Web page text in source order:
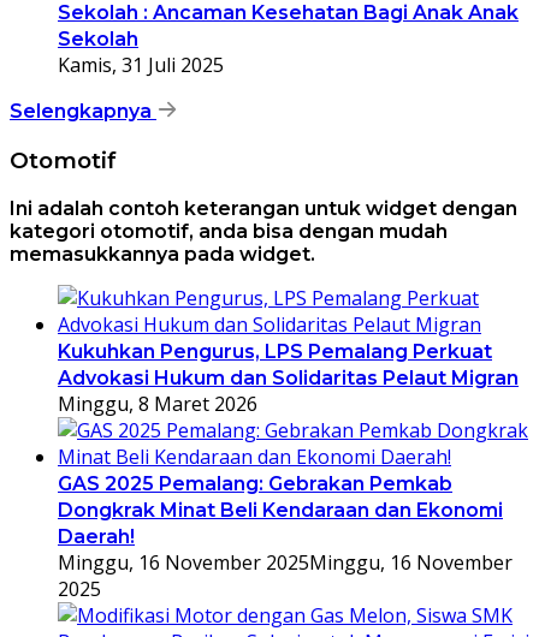
Sekolah : Ancaman Kesehatan Bagi Anak Anak
Sekolah
Kamis, 31 Juli 2025
Selengkapnya
Otomotif
Ini adalah contoh keterangan untuk widget dengan
kategori otomotif, anda bisa dengan mudah
memasukkannya pada widget.
Kukuhkan Pengurus, LPS Pemalang Perkuat
Advokasi Hukum dan Solidaritas Pelaut Migran
Minggu, 8 Maret 2026
GAS 2025 Pemalang: Gebrakan Pemkab
Dongkrak Minat Beli Kendaraan dan Ekonomi
Daerah!
Minggu, 16 November 2025Minggu, 16 November
2025